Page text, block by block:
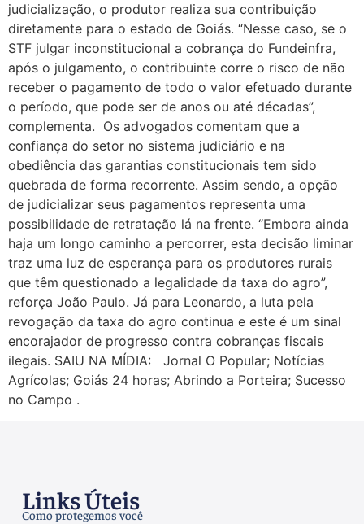
judicialização, o produtor realiza sua contribuição
diretamente para o estado de Goiás. “Nesse caso, se o
STF julgar inconstitucional a cobrança do Fundeinfra,
após o julgamento, o contribuinte corre o risco de não
receber o pagamento de todo o valor efetuado durante
o período, que pode ser de anos ou até décadas”,
complementa. Os advogados comentam que a
confiança do setor no sistema judiciário e na
obediência das garantias constitucionais tem sido
quebrada de forma recorrente. Assim sendo, a opção
de judicializar seus pagamentos representa uma
possibilidade de retratação lá na frente. “Embora ainda
haja um longo caminho a percorrer, esta decisão liminar
traz uma luz de esperança para os produtores rurais
que têm questionado a legalidade da taxa do agro”,
reforça João Paulo. Já para Leonardo, a luta pela
revogação da taxa do agro continua e este é um sinal
encorajador de progresso contra cobranças fiscais
ilegais. SAIU NA MÍDIA: Jornal O Popular; Notícias
Agrícolas; Goiás 24 horas; Abrindo a Porteira; Sucesso
no Campo .
Links Úteis
Como protegemos você